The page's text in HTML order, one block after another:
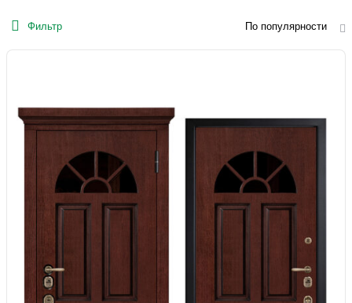
Фильтр По популярности